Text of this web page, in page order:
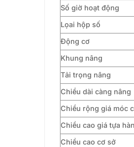
Số giờ hoạt động
Lọai hộp số
Động cơ
Khung nâng
Tải trọng nâng
Chiều dài càng nâng
Chiều rộng giá móc
Chiều cao giá tựa
Chiều cao cơ sở